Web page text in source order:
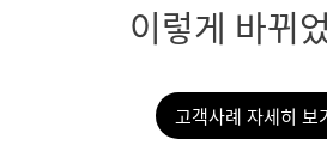
이렇게 바뀌
고객사례 자세히 보기